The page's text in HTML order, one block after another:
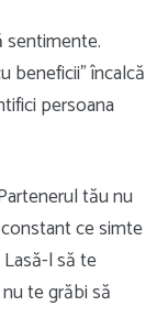
sentimente.
beneficii” încalcă
persoana
tău nu
ce simte
l să te
te grăbi să